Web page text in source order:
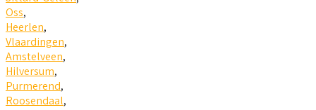
Oss,
Heerlen,
Vlaardingen,
Amstelveen,
Hilversum,
Purmerend,
Roosendaal,